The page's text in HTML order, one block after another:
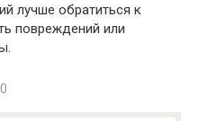
лучше обратиться к
повреждений или
0